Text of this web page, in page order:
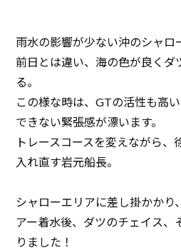
雨水の影響が少ない沖のシャロ
前日とは違い、海の色が良くダ
る。
この様な時は、GTの活性も高
できない緊張感が漂います。
トレースコースを変えながら、
入れ直す岩元船長。
シャローエリアに差し掛かかり
アー着水後、ダツのチェイス、
りました！